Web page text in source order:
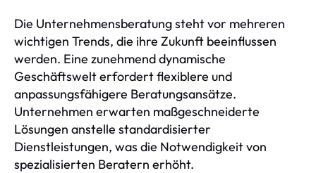
Die Unternehmensberatung steht vor mehreren
wichtigen Trends, die ihre Zukunft beeinflussen
werden. Eine zunehmend dynamische
Geschäftswelt erfordert flexiblere und
anpassungsfähigere Beratungsansätze.
Unternehmen erwarten maßgeschneiderte
Lösungen anstelle standardisierter
Dienstleistungen, was die Notwendigkeit von
spezialisierten Beratern erhöht.